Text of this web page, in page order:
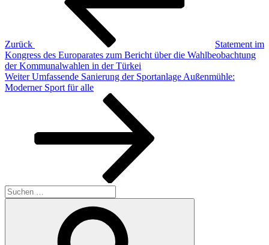
Zurück
Statement im
Kongress des Europarates zum Bericht über die Wahlbeobachtung
der Kommunalwahlen in der Türkei
Nächster
Beitrag
Weiter Umfassende Sanierung der Sportanlage Außenmühle:
Moderner Sport für alle
Suchen
nach: